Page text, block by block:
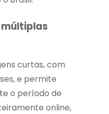
curtas, com
e permite
o período de
online,